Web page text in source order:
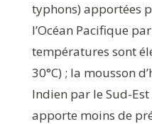
typhons) apportées
l’Océan Pacifique
températures sont
30°C) ; la mousson
Indien par le Sud-
apporte moins de